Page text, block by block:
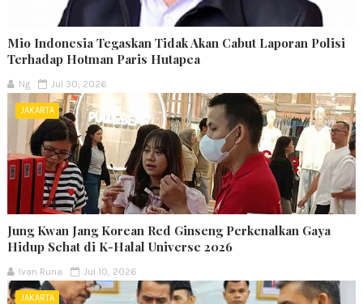
Mio Indonesia Tegaskan Tidak Akan Cabut Laporan Polisi
Terhadap Hotman Paris Hutapea
Ng Jul 30, 2026
JAKARTA
Jung Kwan Jang Korean Red Ginseng Perkenalkan Gaya
Hidup Sehat di K-Halal Universe 2026
Ivan Runa Jul 10, 2026
JAKARTA